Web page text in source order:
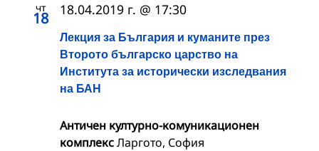
чт
18
Лекция за България и куманите през
Второто българско царство на
Института за исторически изследвания
на БАН
18.04.2019 г. @ 17:30
Античен културно-комуникационен
комплексЛаргото, София